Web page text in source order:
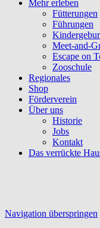
Mehr erleben
Fütterungen
Führungen
Meet-and-
Escape on
Zooschule
Regionales
Shop
Förderverein
Über uns
Historie
Jobs
Kontakt
Das verrückte
Navigation überspringen